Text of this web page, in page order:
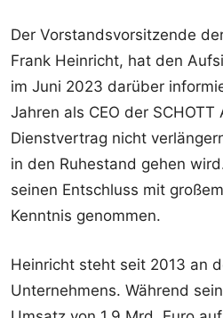
Der Vorstandsvorsitzende
Frank Heinricht, hat den
im Juni 2023 darüber
Jahren als CEO der SCHOTT
Dienstvertrag nicht
in den Ruhestand gehen
seinen Entschluss mit
Kenntnis genommen.
Heinricht steht seit 2013 an
Unternehmens. Während